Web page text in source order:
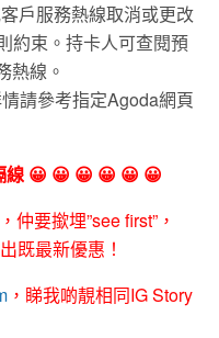
戶服務熱線取消或更改
約束。持卡人可查閱預
熱線。
請參考指定Agoda網頁
😀 😀 😀 😀 😀 😀
，仲要撳埋”see first”，
既最新優惠！
，睇我啲靚相同IG Story